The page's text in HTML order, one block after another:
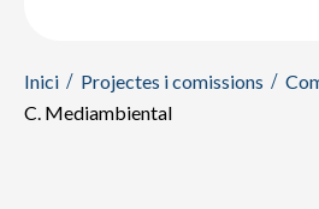
Inici Projectes i comissions
C. Mediambiental